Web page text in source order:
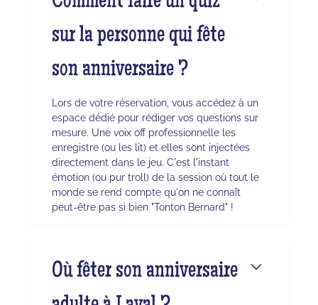
sur la personne qui fête
son anniversaire ?
Lors de votre réservation, vous accédez à un
espace dédié pour rédiger vos questions sur
mesure. Une voix off professionnelle les
enregistre (ou les lit) et elles sont injectées
directement dans le jeu. C'est l'instant
émotion (ou pur troll) de la session où tout le
monde se rend compte qu'on ne connaît
peut-être pas si bien "Tonton Bernard" !
Où fêter son anniversaire